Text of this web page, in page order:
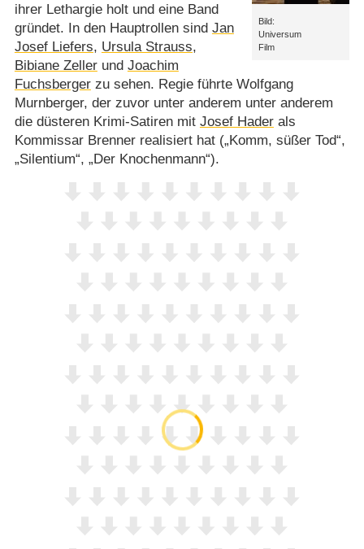
Bild:
Universum
Film
ihrer Lethargie holt und eine Band
gründet. In den Hauptrollen sind Jan
Josef Liefers, Ursula Strauss,
Bibiane Zellerund Joachim
Fuchsbergerzu sehen. Regie führte Wolfgang
Murnberger, der zuvor unter anderem unter anderem
die düsteren Krimi-Satiren mit Josef Haderals
Kommissar Brenner realisiert hat („Komm, süßer Tod“,
„Silentium“, „Der Knochenmann“).